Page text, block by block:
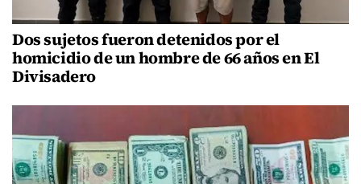
Dos sujetos fueron detenidos por el
homicidio de un hombre de 66 años en El
Divisadero